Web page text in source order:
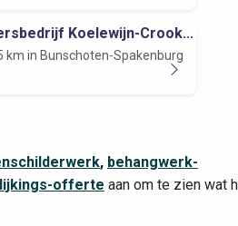
Koelewijn-Crook...
km in Bunschoten-Spakenburg
, behangwerk-
offerte aan om te zien wat